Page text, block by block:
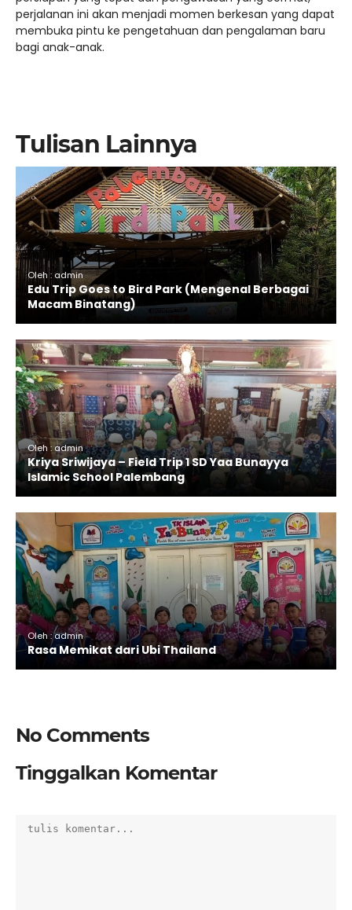
perjalanan ini akan menjadi momen berkesan yang dapat
membuka pintu ke pengetahuan dan pengalaman baru
bagi anak-anak.
Tulisan Lainnya
Oleh : admin
Edu Trip Goes to Bird Park (Mengenal Berbagai
Macam Binatang)
Oleh : admin
Kriya Sriwijaya – Field Trip 1 SD Yaa Bunayya
Islamic School Palembang
Oleh : admin
Rasa Memikat dari Ubi Thailand
No Comments
Tinggalkan Komentar